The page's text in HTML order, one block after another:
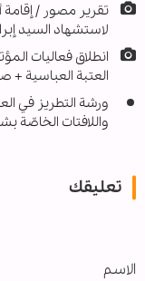
تقرير مصور / إقامة
لاستشهاد السيد
انطلاق فعاليات
العتبة العباسية +
ورشة التطريز في
واللافتات الخاصّة
تعليقك
الاسم